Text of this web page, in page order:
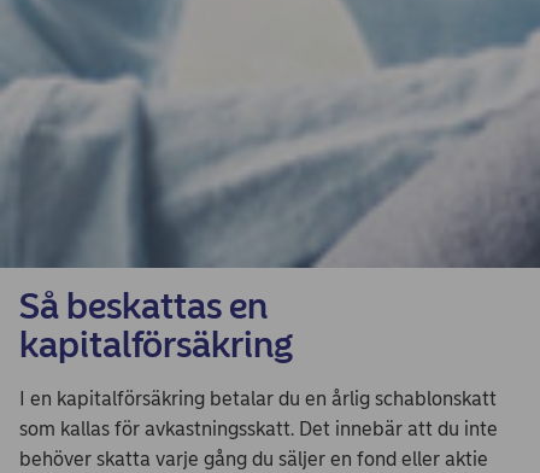
Så beskattas en
kapitalförsäkring
I en kapitalförsäkring betalar du en årlig schablonskatt
som kallas för avkastningsskatt. Det innebär att du inte
behöver skatta varje gång du säljer en fond eller aktie